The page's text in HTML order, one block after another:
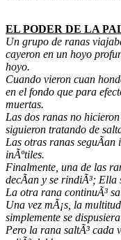
EL PODER DE LA
Un grupo de ranas
cayeron en un hoyo
hoyo.
Cuando vieron cuan
en el fondo que para
muertas.
Las dos ranas no
siguieron tratando de
Las otras ranas seguÃ­an
inÃºtiles.
Finalmente, una de las
decÃ­an y se rindiÃ³; Ella
La otra rana continuÃ³
Una vez mÃ¡s, la
simplemente se
Pero la rana saltÃ³ cada